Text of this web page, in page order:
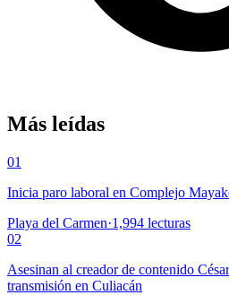
Más leídas
01
Inicia paro laboral en Complejo
Playa del Carmen·1,994 lecturas
02
Asesinan al creador de contenido
transmisión en Culiacán